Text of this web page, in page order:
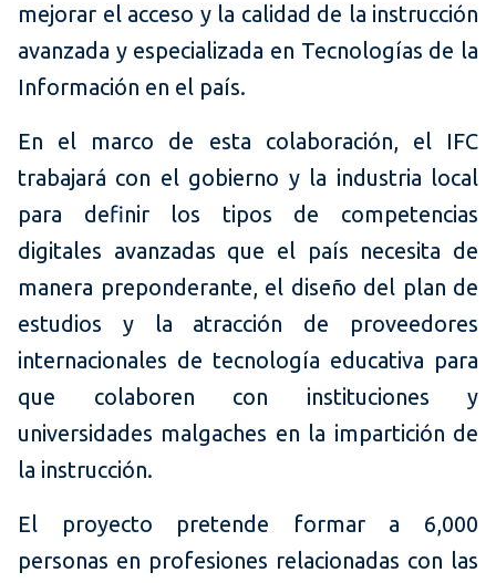
mejorar el acceso y la calidad de la instrucción
avanzada y especializada en Tecnologías de la
Información en el país.
En el marco de esta colaboración, el IFC
trabajará con el gobierno y la industria local
para definir los tipos de competencias
digitales avanzadas que el país necesita de
manera preponderante, el diseño del plan de
estudios y la atracción de proveedores
internacionales de tecnología educativa para
que colaboren con instituciones y
universidades malgaches en la impartición de
la instrucción.
El proyecto pretende formar a 6,000
personas en profesiones relacionadas con las